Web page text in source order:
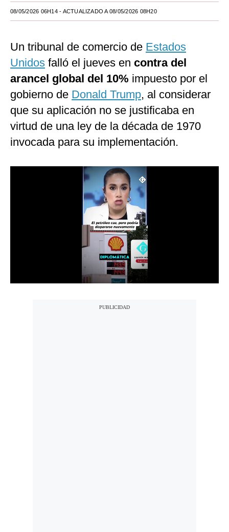
Estilos
EEUU
México
Internacional
Tecnología
Club del Suscriptor
Mix
08/05/2026 06H14- ACTUALIZADO A 08/05/2026 08H20
Un tribunal de comercio de Estados
Unidos falló el jueves en contra del
arancel global del 10% impuesto por el
gobierno de Donald Trump, al considerar
que su aplicación no se justificaba en
virtud de una ley de la década de 1970
invocada para su implementación.